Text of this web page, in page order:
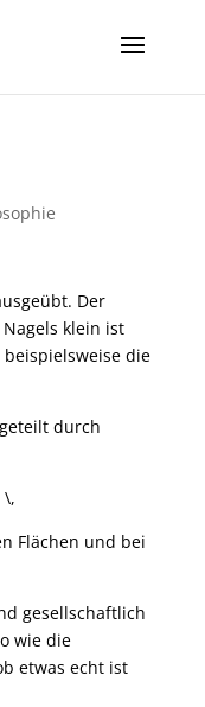
Der
klein ist
die
durch
Flächen und bei
gesellschaftlich
wie die
etwas echt ist